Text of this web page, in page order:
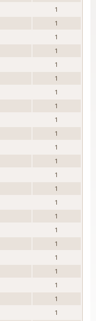
1
1
1
1
1
1
1
1
1
1
1
1
1
1
1
1
1
1
1
1
1
1
1